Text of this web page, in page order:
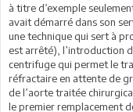
à titre d’exemple
avait démarré dans son
une technique qui sert à
est arrêté), l’introduction
centrifuge qui permet le
réfractaire en attente de
de l’aorte traitée
le premier remplacement